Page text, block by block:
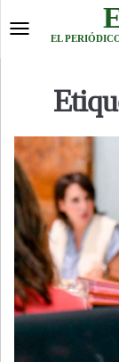
to Toggle
EL